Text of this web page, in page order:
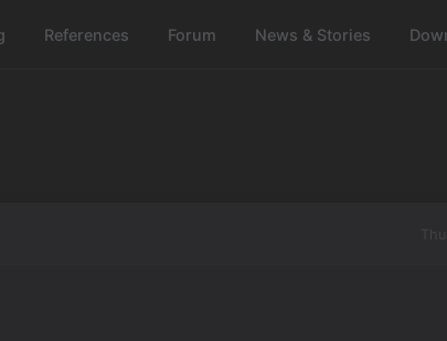
References Forum News & Stories